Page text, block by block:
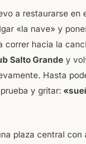
a restaurarse en
«la nave» y
correr hacia la
Salto Grande y
Hasta
y gritar:
plaza central con